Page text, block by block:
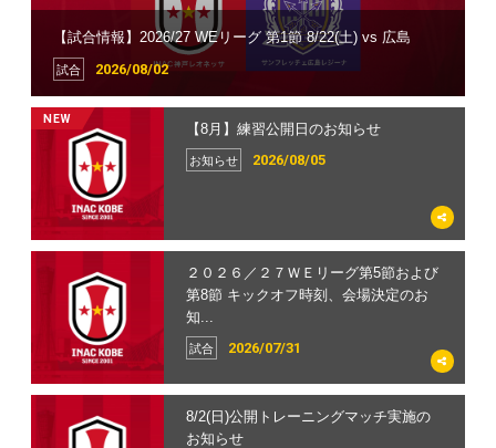
サポーターズクラブ
スクール
2026/08/02
試合
【試合情報】2026/27 WEリーグ 第1節 8/22(土) vs 広島
NEW
2026/08/05
お知らせ
【8月】練習公開日のお知らせ
2026/07/31
試合
２０２６／２７ＷＥリーグ第5節および
第8節 キックオフ時刻、会場決定のお
知...
8/2(日)公開トレーニングマッチ実施の
お知らせ
2026/08/05
お知らせ
【8月】練習公開日のお知らせ
8/2(日)公開トレーニングマッチ実施の
お知らせ
2026/07/28
お知らせ
松木葵選手 移籍先決定のお知らせ
「神戸市内トップスポーツチーム４冠
達成企画」実施についてのお知らせ
2026/07/28
出演情報
7/29(水)放送 阿部浩之 代表取締役社長「Kiss FM シャカリ
キ」生出演
5/6(水)放送 大熊茜 選手「Kiss FM シャ
カリキ」生出演
出演情報
5/3(日)放送 宮本監督 吉田選手 成宮選手
NHK総合「サンデースポーツ」出演
4/14(火)放送 三宅選手 愛川選手 らいか
ちゃん サンテレビ「NEWS×情報 キ
2026/08/02
試合
【試合情報】2026/27 WEリーグ 第1節 8/22(土) vs 広島
２０２６／２７ＷＥリーグ第5節および
第8節 キックオフ時刻、会場決定のお
知...
2026/07/08
試合
２０２６／２７ＷＥリーグ第1節～第11
節および２０２６／２７ＷＥリーグク
ラ...
SOMPO WEリーグ 第22節 広島戦 試合
データ・監督会見・選手コメント
2026/07/14
イベント
【7/16更新】２０２６／２７ WEリーグ 第1節 兵庫県民招待
実施のお知らせ
株式会社ロータスプレゼンツ第5回
INAC CUP 開催のお知らせ
イベント
「2025/26 ファン感謝DAY」開催日決定
のお知らせ
4/25(土) らいかちゃん コベルコ神戸ス
ティーラーズホストゲームにゲスト出...
2026/07/14
チケット
2026/27シーズン 前半戦チケット発売スケジュール
【7/17更新】「WE TICKET」 チケット
購入方法のご案内
チケット
2026/27シーズン WEリーグ ホームゲー
ムチケット価格および座席について
【5/13更新】5/16(土) 広島戦 チケット
予定販売数終了席種のお知らせ
2026/06/17
グッズ
2025/26 SOMPO WEリーグ 優勝記念グッズ販売【第三弾】
のお知らせ
2025/26 SOMPO WEリーグアウォー
ズ 受賞選手メモリアルグッズ受注販
売のお...
グッズ
2025/26 SOMPO WEリーグ 優勝記念グ
ッズ販売【第二弾】のお知らせ
大熊 環 選手 WEリーグ通算100試合出
場 メモリアルグッズ受注販売のお知ら
2026/07/14
サポーターズクラブ
2026/27シーズン ISC会員募集中
【5/20(水)更新】2025/26 ファン感謝
DAY「Ignition Fan Festival ー共に灯
す...
サポーターズクラブ
【ISC会員限定】5/16(土) 広島戦後に選
手とハイタッチ・お見送りイベント開
催
【ISC会員限定】試合後の選手とぱち
り！アフターマッチフォトセッション
2026/06/28
アカデミー
【INAC神戸レオンチーナ】関西女子サッカーリーグ 1部 第7
節 試合結果
INAC神戸U-15セレクション開催のお知
らせ（2027年4月入学）
2026/05/30
アカデミー
【INAC神戸レオンチーナ】U-18女子サ
ッカーリーグ2026関西1部 第6節 試
合結果
【INAC神戸レオンチーナ】U-18女子サ
ッカーリーグ2026関西1部 第5節 試
2026/07/09
ホームタウン
WE ACTION DAY「阪神淡路大震災から31年、いま私たちが
できること」発信編を...
7/18(土)「KOBE BEER SOCIAL」参加
のお知らせ
2026/04/28
ホームタウン
WE ACTION DAY「阪神淡路大震災から
31年、いま私たちができること」を実
施し...
「INAC神戸レオネッサラッピングバ
ス」出発式が行われました
2026/06/29
スクール
INAC神戸GKクリニック開催のお知らせ
6月26日(金)尼崎校、西神中央(金)校中止
のお知らせ
スクール
6月25日(木)六甲アイランド校中止のお
知らせ
サマークリニック2026 開催のお知ら
せ